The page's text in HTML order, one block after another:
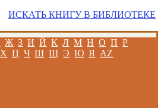
ИСКАТЬ КНИГУ В БИБЛИОТЕКЕ
Ж З И Й К Л М Н О П Р
Х Ц Ч Ш Щ Э Ю Я AZ